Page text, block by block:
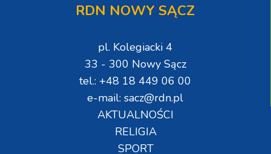
RDN NOWY SĄCZ
pl. Kolegiacki 4
33 - 300 Nowy Sącz
tel.: +48 18 449 06 00
e-mail: sacz@rdn.pl
AKTUALNOŚCI
RELIGIA
SPORT